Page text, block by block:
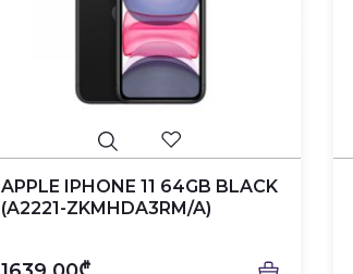
APPLE IPHONE 11 64GB BLACK
(A2221-ZKMHDA3RM/A)